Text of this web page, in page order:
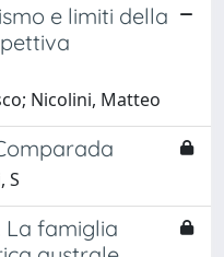
e limiti della
Nicolini, Matteo
S
La famiglia